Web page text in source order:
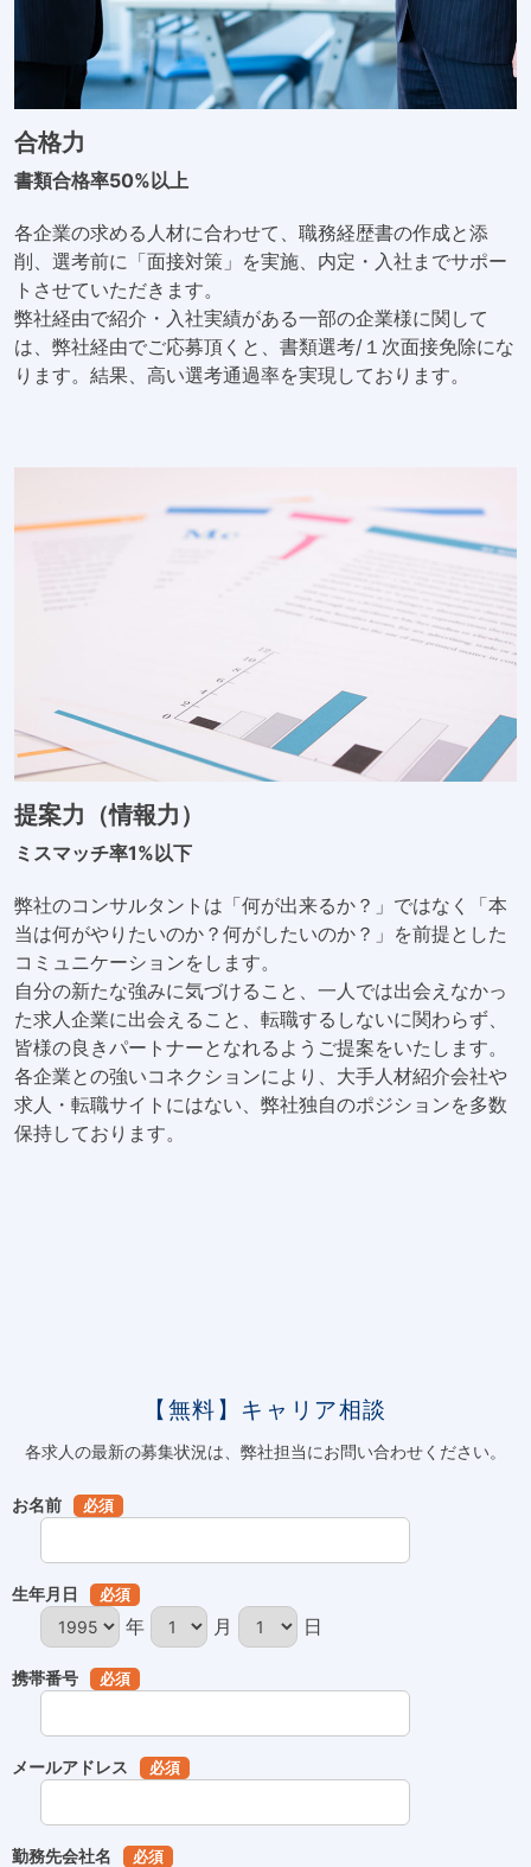
合格力
書類合格率50%以上
各企業の求める人材に合わせて、職務経歴書の作成と添
削、選考前に「面接対策」を実施、内定・入社までサポー
トさせていただきます。
弊社経由で紹介・入社実績がある一部の企業様に関して
は、弊社経由でご応募頂くと、書類選考/１次面接免除にな
ります。結果、高い選考通過率を実現しております。
提案力（情報力）
ミスマッチ率1%以下
弊社のコンサルタントは「何が出来るか？」ではなく「本
当は何がやりたいのか？何がしたいのか？」を前提とした
コミュニケーションをします。
自分の新たな強みに気づけること、一人では出会えなかっ
た求人企業に出会えること、転職するしないに関わらず、
皆様の良きパートナーとなれるようご提案をいたします。
各企業との強いコネクションにより、大手人材紹介会社や
求人・転職サイトにはない、弊社独自のポジションを多数
保持しております。
【無料】キャリア相談
各求人の最新の募集状況は、弊社担当にお問い合わせください。
お名前 必須
生年月日 必須
年 月 日
携帯番号 必須
メールアドレス 必須
勤務先会社名 必須